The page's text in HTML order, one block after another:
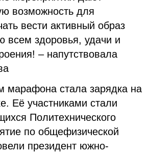
возможность для
вести активный образ
всем здоровья, удачи и
– напутствовала
марафона стала зарядка на
Её участниками стали
Политехнического
по общефизической
президент южно-